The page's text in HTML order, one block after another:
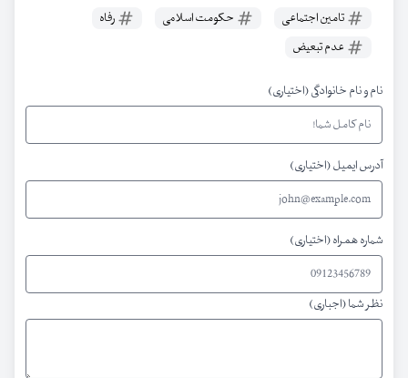
تامین اجتماعی
حکومت اسلامی
رفاه
عدم تبعیض
نام و نام خانوادگی (اختیاری)
آدرس ایمیل (اختیاری)
شماره همراه (اختیاری)
نظر شما (اجباری)